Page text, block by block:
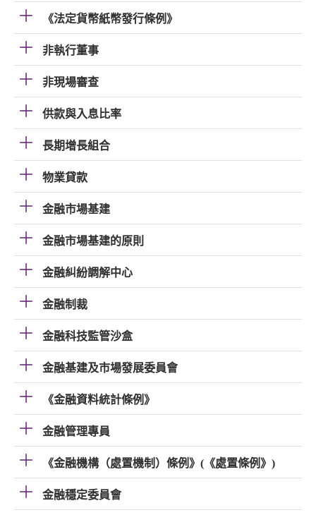
《法定貨幣紙幣發行條例》
非執行董事
非現場審查
供款與入息比率
長期增長組合
物業貸款
金融市場基建
金融市場基建的原則
金融糾紛調解中心
金融制裁
金融科技監管沙盒
金融基建及市場發展委員會
《金融資料統計條例》
金融管理專員
《金融機構（處置機制）條例》(《處置條例》)
金融穩定委員會